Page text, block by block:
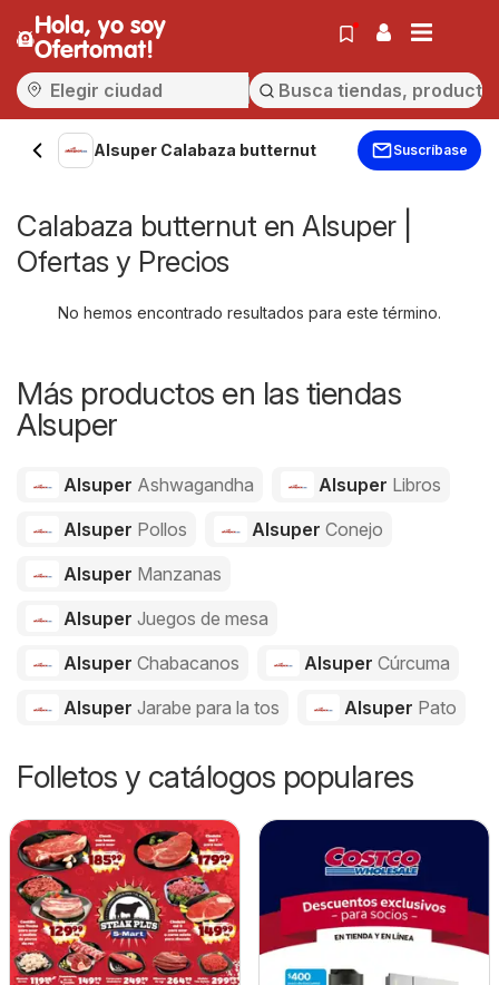
Hola, yo soy
Ofertomat!
Alsuper Calabaza butternut Suscríbase
Calabaza butternut en Alsuper |
Ofertas y Precios
No hemos encontrado resultados para este término.
Más productos en las tiendas
Alsuper
Alsuper Ashwagandha Alsuper Libros
Alsuper Pollos Alsuper Conejo
Alsuper Manzanas
Alsuper Juegos de mesa
Alsuper Chabacanos Alsuper Cúrcuma
Alsuper Jarabe para la tos Alsuper Pato
Folletos y catálogos populares